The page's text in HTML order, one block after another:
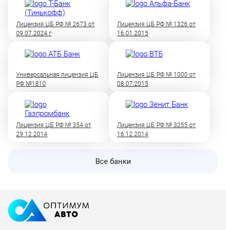
Лицензия ЦБ РФ № 2673 от
09.07.2024 г
Лицензия ЦБ РФ № 1326 от
16.01.2015
Универсальная лицензия ЦБ
РФ №1810
Лицензия ЦБ РФ № 1000 от
08.07.2015
Лицензия ЦБ РФ № 354 от
29.12.2014
Лицензия ЦБ РФ № 3255 от
16.12.2014
Все банки